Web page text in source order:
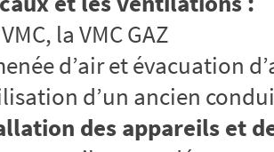
la VMC GAZ
d’air et évacuation
d’un ancien
des appareils et